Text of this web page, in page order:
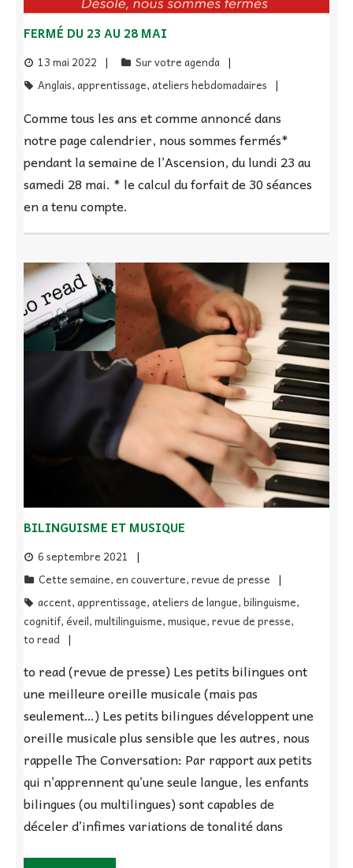
FERMÉ DU 23 AU 28 MAI
13 mai 2022
Sur votre agenda
Anglais,apprentissage,ateliers hebdomadaires
Comme tous les ans et comme annoncé dans
notre page calendrier, nous sommes fermés*
pendant la semaine de l’Ascension, du lundi 23 au
samedi 28 mai. * le calcul du forfait de 30 séances
en a tenu compte.
BILINGUISME ET MUSIQUE
6 septembre 2021
Cette semaine,en couverture,revue de presse
accent,apprentissage,ateliers de langue,bilinguisme,
cognitif,éveil,multilinguisme,musique,revue de presse,
to read
to read (revue de presse) Les petits bilingues ont
une meilleure oreille musicale (mais pas
seulement…) Les petits bilingues développent une
oreille musicale plus sensible que les autres, nous
rappelle The Conversation: Par rapport aux petits
qui n’apprennent qu’une seule langue, les enfants
bilingues (ou multilingues) sont capables de
déceler d’infimes variations de tonalité dans